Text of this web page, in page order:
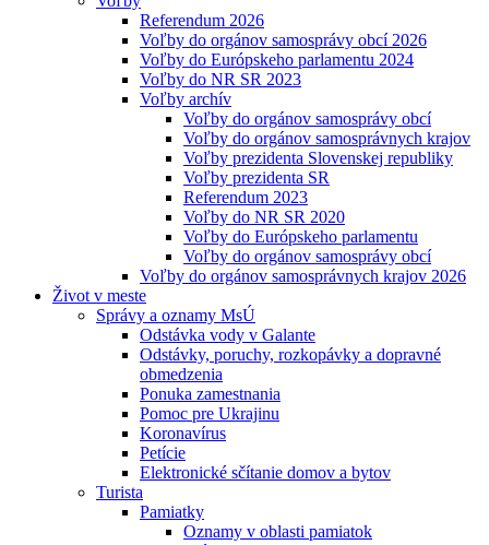
Referendum 2026
Voľby do orgánov samosprávy obcí 2026
Voľby do Európskeho parlamentu 2024
Voľby do NR SR 2023
Voľby archív
Voľby do orgánov samosprávy obcí
Voľby do orgánov samosprávnych krajov
Voľby prezidenta Slovenskej republiky
Voľby prezidenta SR
Referendum 2023
Voľby do NR SR 2020
Voľby do Európskeho parlamentu
Voľby do orgánov samosprávy obcí
Voľby do orgánov samosprávnych krajov 2026
Život v meste
Správy a oznamy MsÚ
Odstávka vody v Galante
Odstávky, poruchy, rozkopávky a dopravné
obmedzenia
Ponuka zamestnania
Pomoc pre Ukrajinu
Koronavírus
Petície
Elektronické sčítanie domov a bytov
Turista
Pamiatky
Oznamy v oblasti pamiatok